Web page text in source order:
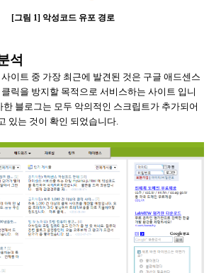
[그림 1] 악성코드 유포 경로
석
이트 중 가장 최근에 발견된 것은 구글 애드센스
릭을 방지할 목적으로 서비스하는 사이트 입니
한 블로그는 모두 악의적인 스크립트가 추가되어
있는 것이 확인 되었습니다.